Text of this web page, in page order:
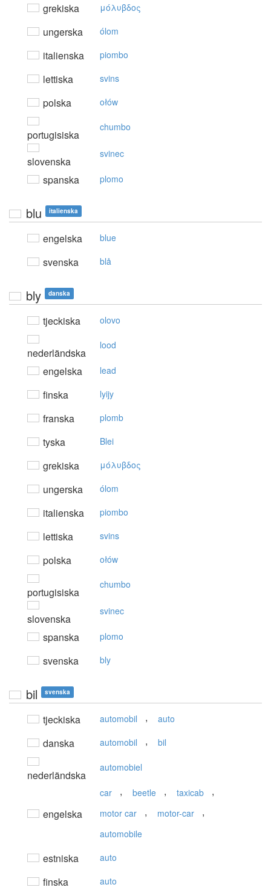
grekiska μόλυβδoς
ungerska ólom
italienska piombo
lettiska svins
polska ołów
portugisiska
chumbo
slovenska
svinec
spanska plomo
blu italienska
engelska blue
svenska blå
bly danska
tjeckiska olovo
nederländska
lood
engelska lead
finska lyijy
franska plomb
tyska Blei
grekiska μόλυβδoς
ungerska ólom
italienska piombo
lettiska svins
polska ołów
portugisiska
chumbo
slovenska
svinec
spanska plomo
svenska bly
bil svenska
tjeckiska automobil , auto
danska automobil , bil
nederländska
automobiel
engelska
car , beetle , taxicab ,
motor car , motor-car ,
automobile
estniska auto
finska auto